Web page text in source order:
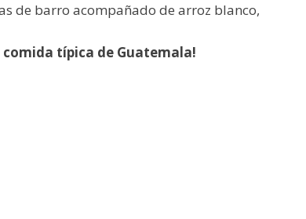
de barro acompañado de arroz blanco,
comida típica de Guatemala!